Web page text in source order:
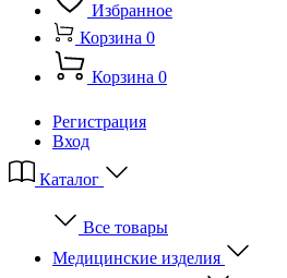
Избранное
Корзина 0
Корзина 0
Регистрация
Вход
Каталог
Все товары
Медицинские изделия